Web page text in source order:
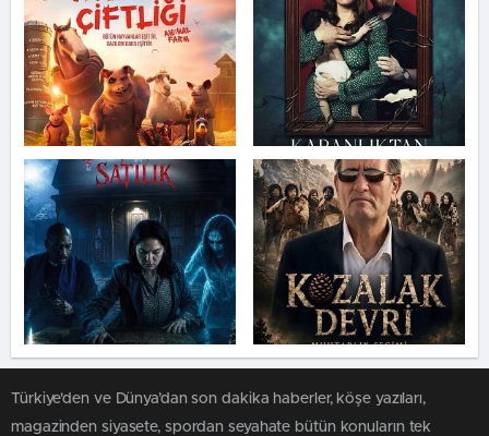
Türkiye'den ve Dünya’dan son dakika haberler, köşe yazıları,
magazinden siyasete, spordan seyahate bütün konuların tek